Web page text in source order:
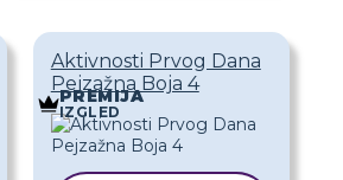
Aktivnosti Prvog Dana
Pejzažna Boja 4
PREMIJA
IZGLED